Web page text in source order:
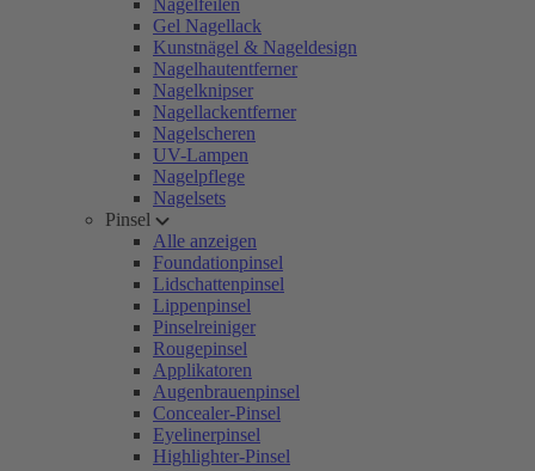
Nagelfeilen
Gel Nagellack
Kunstnägel & Nageldesign
Nagelhautentferner
Nagelknipser
Nagellackentferner
Nagelscheren
UV-Lampen
Nagelpflege
Nagelsets
Pinsel
Alle anzeigen
Foundationpinsel
Lidschattenpinsel
Lippenpinsel
Pinselreiniger
Rougepinsel
Applikatoren
Augenbrauenpinsel
Concealer-Pinsel
Eyelinerpinsel
Highlighter-Pinsel